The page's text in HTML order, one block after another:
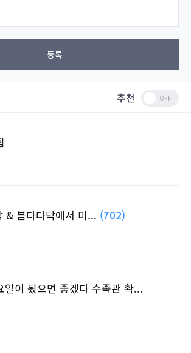
등록
추천
븜다다닥에서 미... (702)
일이 됬으면 좋겠다 수족관 확...